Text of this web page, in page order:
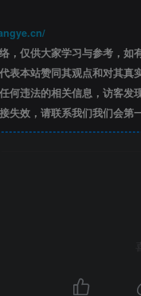
，仅供大家学习与参考，如
本站赞同其观点和对其真
何违法的相关信息，访客发
失效，请联系我们我们会第